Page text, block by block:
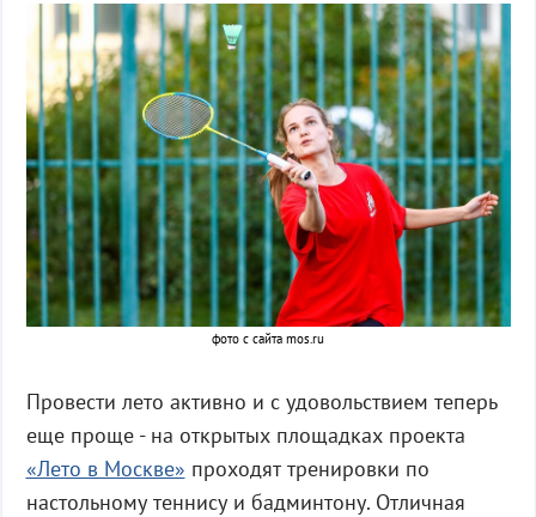
фото с сайта mos.ru
Провести лето активно и с удовольствием теперь
еще проще - на открытых площадках проекта
«Лето в Москве» проходят тренировки по
настольному теннису и бадминтону. Отличная